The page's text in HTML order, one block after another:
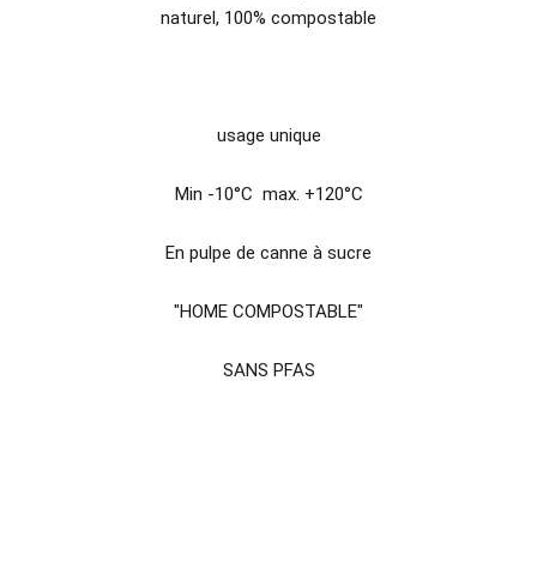
naturel, 100% compostable
usage unique
Min -10°C max. +120°C
En pulpe de canne à sucre
"HOME COMPOSTABLE"
SANS PFAS